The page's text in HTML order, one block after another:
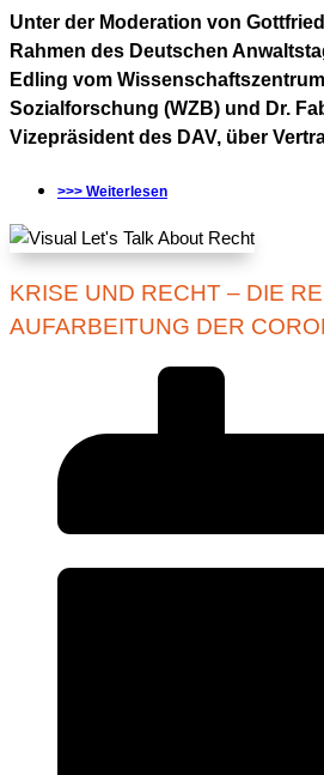
Unter der Moderation von
Rahmen des Deutschen
Edling vom
Sozialforschung (WZB) und Dr.
Vizepräsident des DAV, über
>>> Weiterlesen
KRISE UND RECHT – DIE
AUFARBEITUNG DER